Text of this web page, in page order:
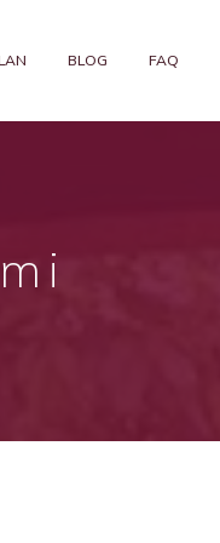
BLOG FAQ